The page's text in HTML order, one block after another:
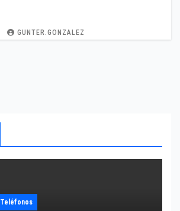
GUNTER.GONZALEZ
Teléfonos